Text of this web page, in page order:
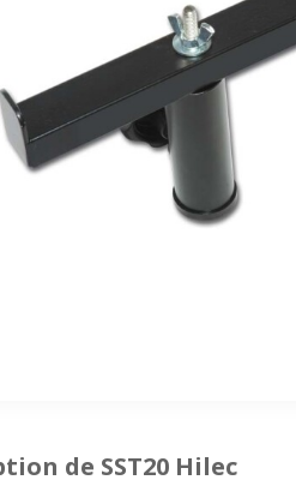
de SST20 Hilec